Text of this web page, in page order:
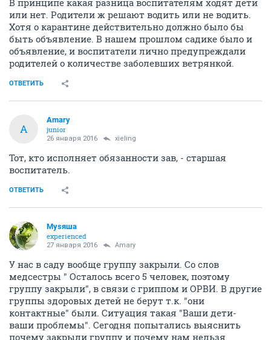
или нет. Родители ж решают водить или не водить.
Хотя о карантине действительно должно было бы
быть объявление. В нашем прошлом садике было и
объявление, и воспитатели лично предупреждали
родителей о количестве заболевших ветрянкой.
ОТВЕТИТЬ
A
Amary
junior
26 января 2016 xieling
Тот, кто исполняет обязанности зав, - старшая
воспитатель.
ОТВЕТИТЬ
Муsяша
experienced
27 января 2016 Amary
У нас в саду вообще группу закрыли. Со слов
медсестры " Осталось всего 5 человек, поэтому
группу закрыли", в связи с гриппом и ОРВИ. В другие
группы здоровых детей не берут т.к. "они
контактные" были. Ситуация такая "Ваши дети-
ваши проблемы". Сегодня попытались выяснить
почему закрыли группу и почему нам нельзя